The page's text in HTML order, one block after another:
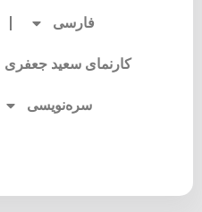
فارسی
کارنمای سعید جعفری
سره‌نویسی